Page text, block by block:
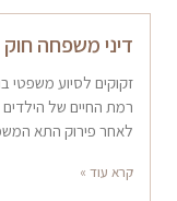
דיני משפחה חוק
זקוקים לסיוע משפטי
רמת החיים של
לאחר פירוק התא
קרא עוד »